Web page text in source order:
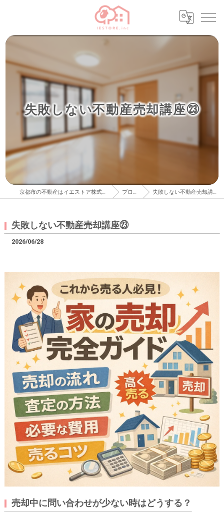
失敗しない不動産売却講座㉓
京都市の不動産はイエストア株式会社 ブログ 失敗しない不動産売却講座㉓
失敗しない不動産売却講座㉓
2026/06/28
売却中に問い合わせが少ない時はどうする？